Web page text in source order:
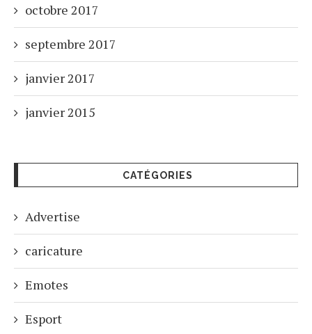
octobre 2017
septembre 2017
janvier 2017
janvier 2015
CATÉGORIES
Advertise
caricature
Emotes
Esport